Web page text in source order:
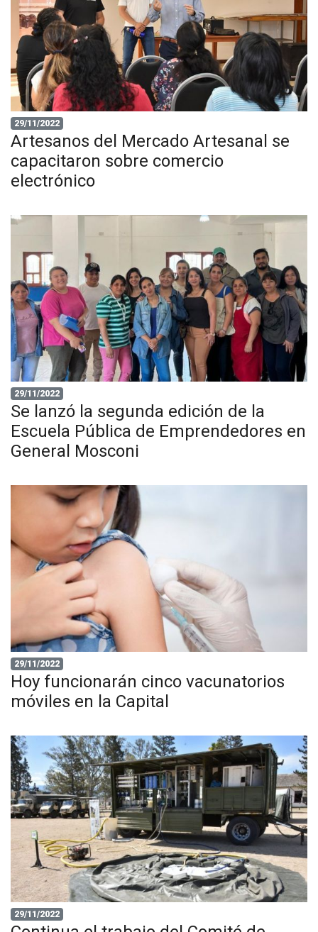
29/11/2022
Artesanos del Mercado Artesanal se
capacitaron sobre comercio
electrónico
29/11/2022
Se lanzó la segunda edición de la
Escuela Pública de Emprendedores en
General Mosconi
29/11/2022
Hoy funcionarán cinco vacunatorios
móviles en la Capital
29/11/2022